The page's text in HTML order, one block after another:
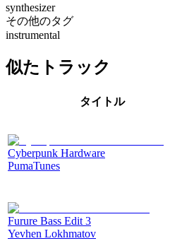
synthesizer
その他のタグ
instrumental
似たトラック
タイトル
Cyberpunk Hardware
PumaTunes
Furure Bass Edit 3
Yevhen Lokhmatov